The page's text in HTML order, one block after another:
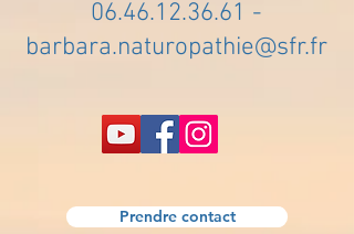
06.46.12.36.61 -
barbara.naturopathie@sfr.fr
Prendre contact